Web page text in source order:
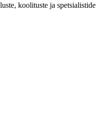
koolituste ja spetsialistide